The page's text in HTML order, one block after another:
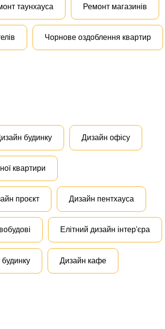
таунхауса Ремонт магазинів
Чорнове оздоблення квартир
будинку Дизайн офісу
квартири
проєкт Дизайн пентхауса
Елітний дизайн інтер'єра
Дизайн кафе